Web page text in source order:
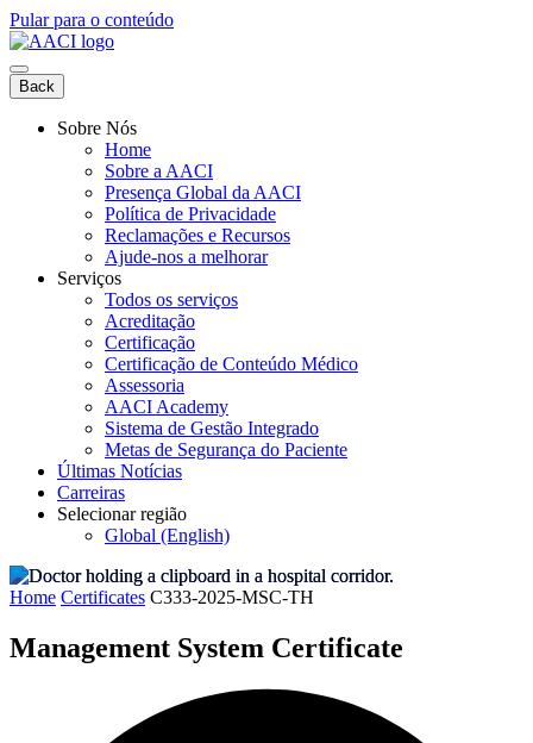
Pular para o conteúdo
Back
Sobre Nós
Home
Sobre a AACI
Presença Global da AACI
Política de Privacidade
Reclamações e Recursos
Ajude-nos a melhorar
Serviços
Todos os serviços
Acreditação
Certificação
Certificação de Conteúdo Médico
Assessoria
AACI Academy
Sistema de Gestão Integrado
Metas de Segurança do Paciente
Últimas Notícias
Carreiras
Selecionar região
Global (English)
Home Certificates C333-2025-MSC-TH
Management System Certificate